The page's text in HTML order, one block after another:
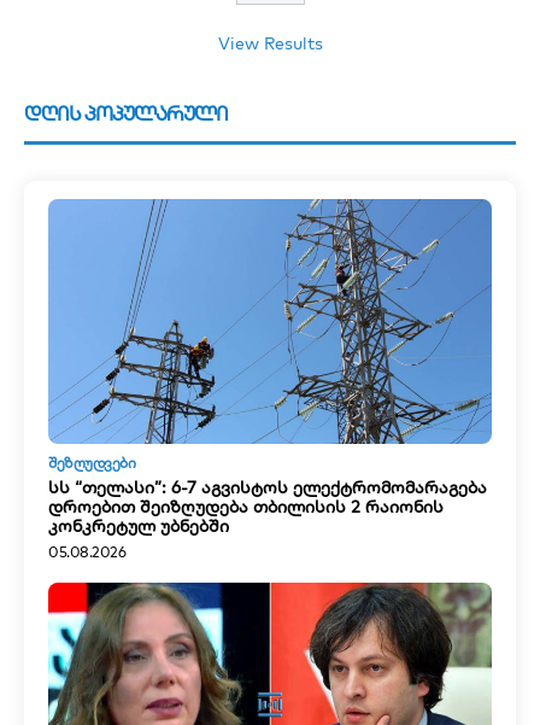
View Results
დღის პოპულარული
ᲨᲔᲖᲦᲣᲓᲕᲔᲑᲘ
სს “თელასი”: 6-7 აგვისტოს ელექტრომომარაგება
დროებით შეიზღუდება თბილისის 2 რაიონის
კონკრეტულ უბნებში
05.08.2026